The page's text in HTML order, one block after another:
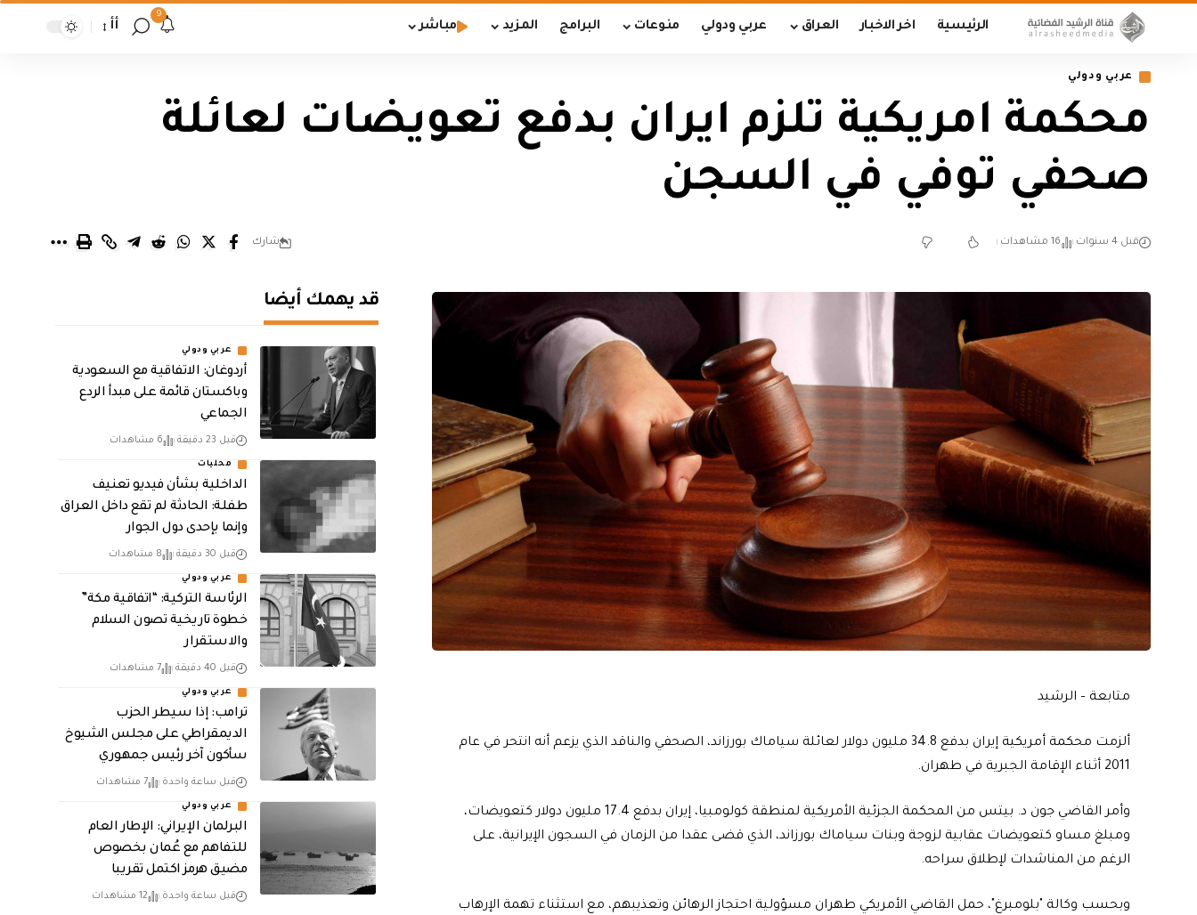
الرئيسية اخر الاخبار العراق عربي ودولي منوعات البرامج المزيد مباشر
9
أأ
عربي ودولي
محكمة امريكية تلزم ايران بدفع تعويضات لعائلة
صحفي توفي في السجن
قبل 4 سنوات 16 مشاهدات شارك
متابعة – الرشيد
ألزمت محكمة أمريكية إيران بدفع 34.8 مليون دولار لعائلة سياماك بورزاند، الصحفي والناقد الذي يزعم أنه انتحر في عام
2011 أثناء الإقامة الجبرية في طهران.
وأمر القاضي جون د. بيتس من المحكمة الجزئية الأمريكية لمنطقة كولومبيا، إيران بدفع 17.4 مليون دولار كتعويضات،
ومبلغ مساو كتعويضات عقابية لزوجة وبنات سياماك بورزاند، الذي قضى عقدا من الزمان في السجون الإيرانية، على
الرغم من المناشدات لإطلاق سراحه.
وبحسب وكالة "بلومبرغ"، حمل القاضي الأمريكي طهران مسؤولية احتجاز الرهائن وتعذيبهم، مع استثناء تهمة الإرهاب
قد يهمك أيضا
عربي ودولي
أردوغان: الاتفاقية مع السعودية
وباكستان قائمة على مبدأ الردع
الجماعي
قبل 23 دقيقة 6 مشاهدات
محليات
الداخلية بشأن فيديو تعنيف
طفلة: الحادثة لم تقع داخل العراق
وإنما بإحدى دول الجوار
قبل 30 دقيقة 8 مشاهدات
عربي ودولي
الرئاسة التركية: “اتفاقية مكة”
خطوة تاريخية تصون السلام
والاستقرار
قبل 40 دقيقة 7 مشاهدات
عربي ودولي
ترامب: إذا سيطر الحزب
الديمقراطي على مجلس الشيوخ
سأكون آخر رئيس جمهوري
قبل ساعة واحدة 7 مشاهدات
عربي ودولي
البرلمان الإيراني: الإطار العام
للتفاهم مع عُمان بخصوص
مضيق هرمز اكتمل تقريبا
قبل ساعة واحدة 12 مشاهدات